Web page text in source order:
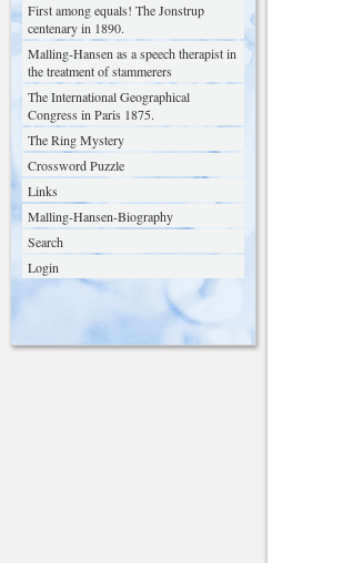
First among equals! The Jonstrup
centenary in 1890.
Malling-Hansen as a speech therapist in
the treatment of stammerers
The International Geographical
Congress in Paris 1875.
The Ring Mystery
Crossword Puzzle
Links
Malling-Hansen-Biography
Search
Login